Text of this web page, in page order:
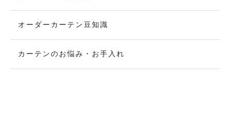
オーダーカーテン豆知識
カーテンのお悩み・お手入れ